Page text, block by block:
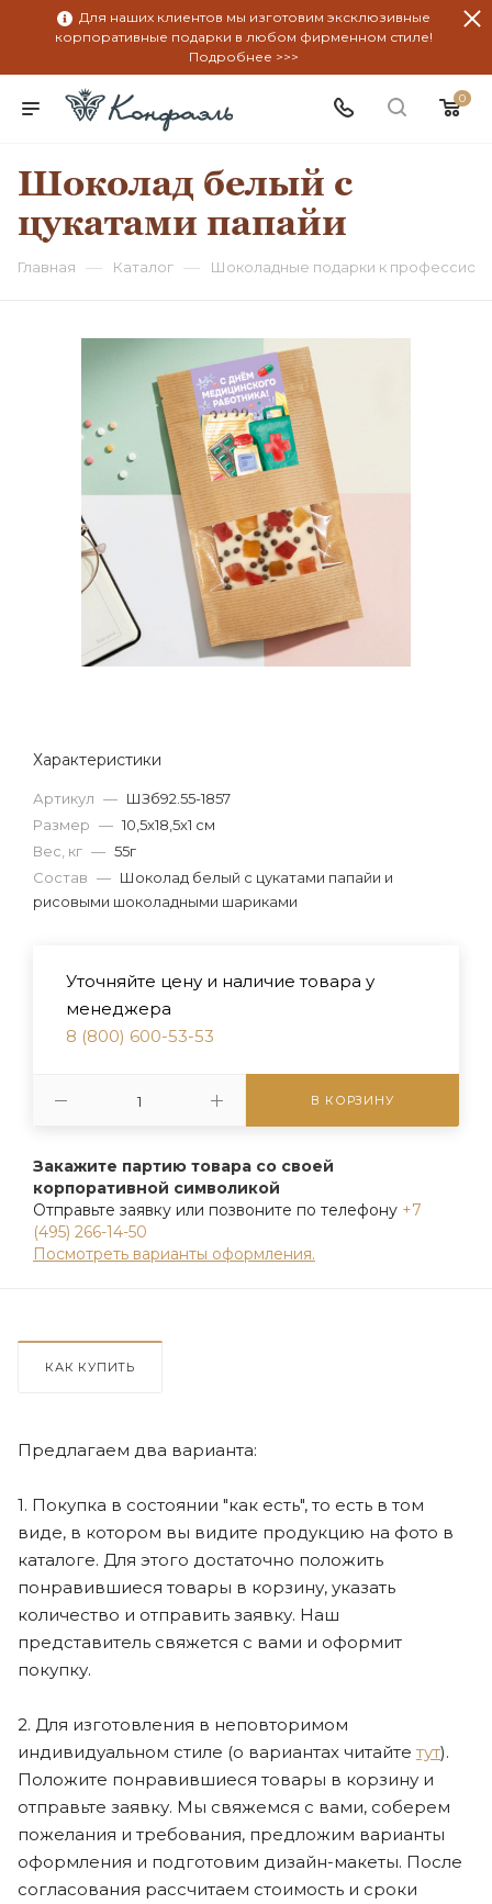
Для наших клиентов мы изготовим эксклюзивные
корпоративные подарки в любом фирменном стиле!
Подробнее >>>
0
Шоколад белый с
цукатами папайи
Главная — Каталог — Шоколадные подарки к
Характеристики
Артикул — ШЗб92.55-1857
Размер — 10,5х18,5х1 см
Вес, кг — 55г
Состав — Шоколад белый с цукатами папайи и
рисовыми шоколадными шариками
Уточняйте цену и наличие товара у
менеджера
8 (800) 600-53-53
В КОРЗИНУ
Закажите партию товара со своей
корпоративной символикой
Отправьте заявку или позвоните по телефону +7
(495) 266-14-50
Посмотреть варианты оформления.
КАК КУПИТЬ
Предлагаем два варианта:
1. Покупка в состоянии "как есть", то есть в том
виде, в котором вы видите продукцию на фото в
каталоге. Для этого достаточно положить
понравившиеся товары в корзину, указать
количество и отправить заявку. Наш
представитель свяжется с вами и оформит
покупку.
2. Для изготовления в неповторимом
индивидуальном стиле (о вариантах читайте тут).
Положите понравившиеся товары в корзину и
отправьте заявку. Мы свяжемся с вами, соберем
пожелания и требования, предложим варианты
оформления и подготовим дизайн-макеты. После
согласования рассчитаем стоимость и сроки